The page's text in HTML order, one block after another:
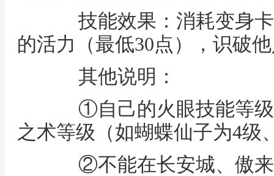
技能效果：消耗变身卡
的活力（最低30点），识破
其他说明：
①自己的火眼技能等级
之术等级（如蝴蝶仙子为4级
②不能在长安城、傲来